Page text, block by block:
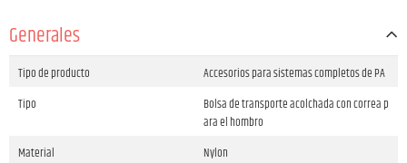
Generales
Tipo de producto
Accesorios para sistemas completos de PA
Tipo
Bolsa de transporte acolchada con correa p
ara el hombro
Material
Nylon